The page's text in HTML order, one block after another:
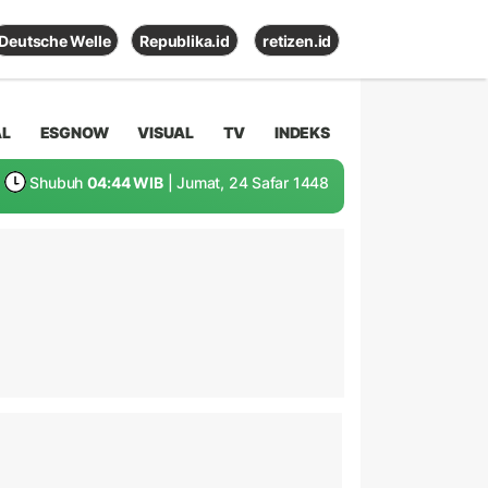
Deutsche Welle Republika.id retizen.id
ESGNOW VISUAL TV INDEKS
Shubuh 04:44 WIB | Jumat, 24 Safar 1448